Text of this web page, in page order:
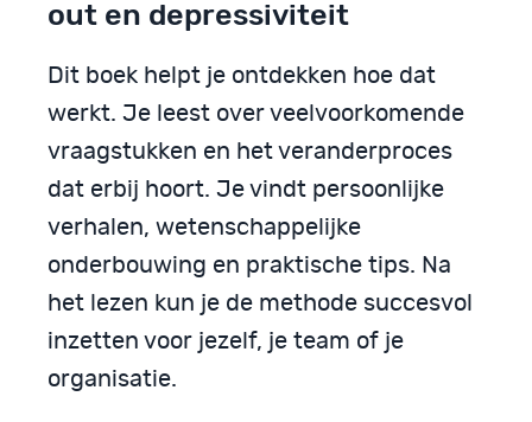
out en depressiviteit
Dit boek helpt je ontdekken hoe dat
werkt. Je leest over veelvoorkomende
vraagstukken en het veranderproces
dat erbij hoort. Je vindt persoonlijke
verhalen, wetenschappelijke
onderbouwing en praktische tips. Na
het lezen kun je de methode succesvol
inzetten voor jezelf, je team of je
organisatie.